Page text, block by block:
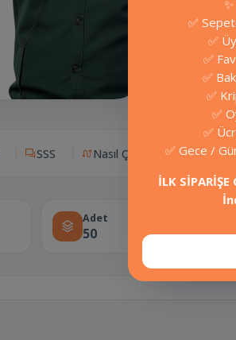
SSS Nasıl Çalışır
Adet
50
✅
✅
✅
✅
✅
✅
✅
✅ Gece /
İLK